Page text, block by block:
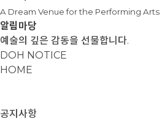
A Dream Venue for the Performing Arts
알림마당
예술의 깊은 감동을 선물합니다.
DOH NOTICE
HOME
공지사항